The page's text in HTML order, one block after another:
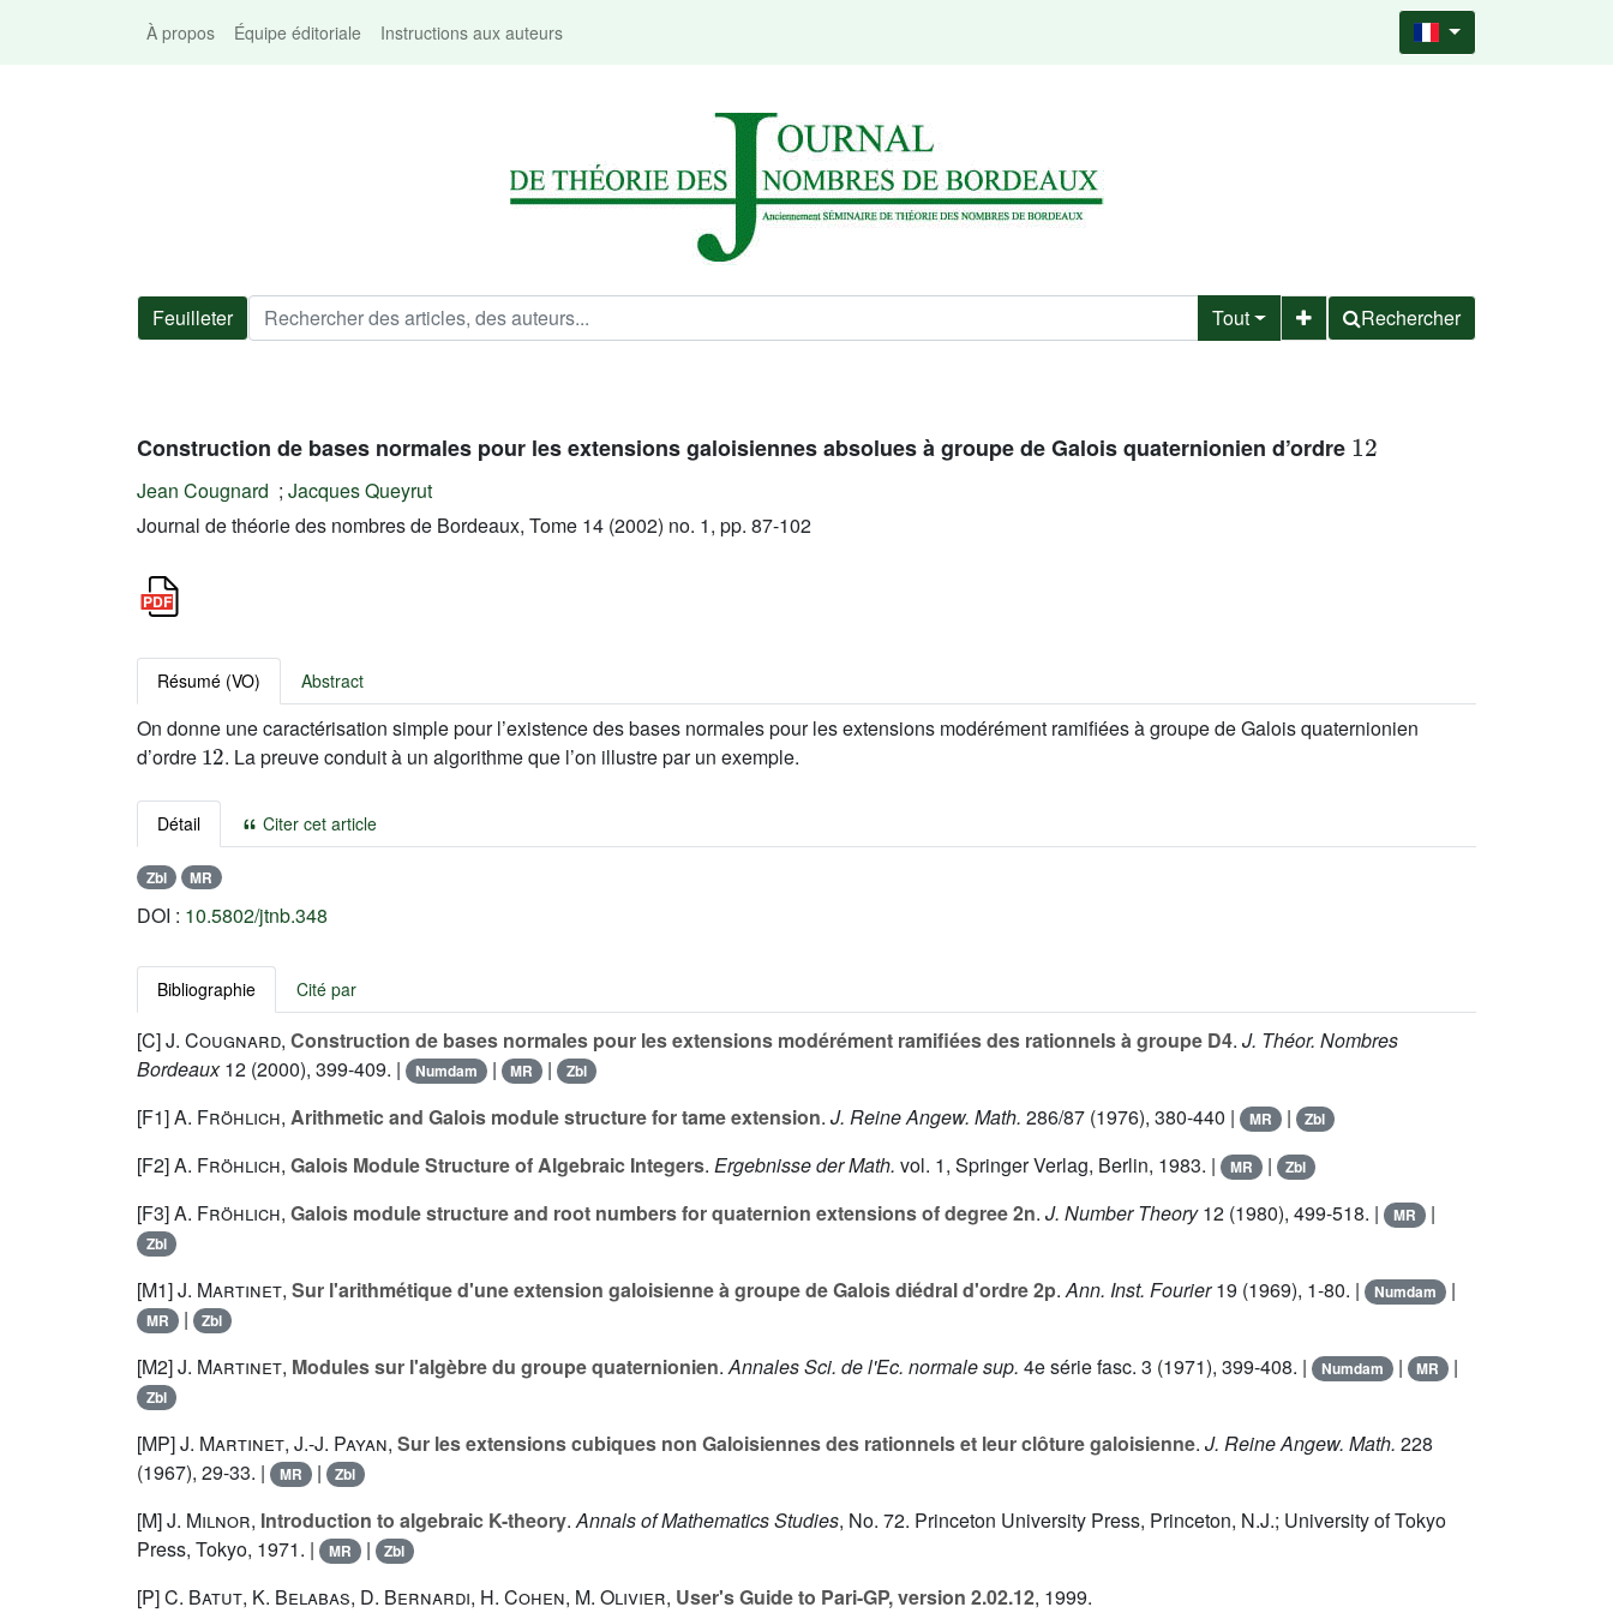
À propos Équipe éditoriale Instructions aux auteurs
Feuilleter Tout Rechercher
Construction de bases normales pour les extensions galoisiennes absolues à groupe de Galois quaternionien d’ordre
Jean Cougnard ; Jacques Queyrut
Journal de théorie des nombres de Bordeaux, Tome 14 (2002) no. 1, pp. 87-102
Résumé (VO) Abstract
On donne une caractérisation simple pour l’existence des bases normales pour les extensions modérément ramifiées à groupe de Galois quaternionien
d’ordre
12
. La preuve conduit à un algorithme que l’on illustre par un exemple.
Détail Citer cet article
Zbl MR
DOI : 10.5802/jtnb.348
Bibliographie Cité par
[C]J. Cougnard, Construction de bases normales pour les extensions modérément ramifiées des rationnels à groupe D4. J. Théor. Nombres
Bordeaux 12 (2000), 399-409. | Numdam | MR | Zbl
[F1]A. Fröhlich, Arithmetic and Galois module structure for tame extension. J. Reine Angew. Math. 286/87 (1976), 380-440 | MR | Zbl
[F2]A. Fröhlich, Galois Module Structure of Algebraic Integers. Ergebnisse der Math. vol. 1, Springer Verlag, Berlin, 1983. | MR | Zbl
[F3]A. Fröhlich, Galois module structure and root numbers for quaternion extensions of degree 2n. J. Number Theory 12 (1980), 499-518. | MR |
Zbl
[M1]J. Martinet, Sur l'arithmétique d'une extension galoisienne à groupe de Galois diédral d'ordre 2p.Ann. Inst. Fourier 19 (1969), 1-80. | Numdam |
MR | Zbl
[M2]J. Martinet, Modules sur l'algèbre du groupe quaternionien.Annales Sci. de l'Ec. normale sup. 4e série fasc. 3 (1971), 399-408. | Numdam | MR |
Zbl
[MP]J. Martinet, J.-J. Payan, Sur les extensions cubiques non Galoisiennes des rationnels et leur clôture galoisienne. J. Reine Angew. Math. 228
(1967), 29-33. |
MR | Zbl
[M]J. Milnor, Introduction to algebraic K-theory.Annals of Mathematics Studies, No. 72. Princeton University Press, Princeton, N.J.; University of Tokyo
Press, Tokyo, 1971. |
MR | Zbl
[P]C. Batut, K. Belabas, D. Bernardi, H. Cohen, M. Olivier, User's Guide to Pari-GP, version 2.02.12, 1999.